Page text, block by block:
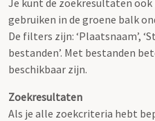
gebruiken in de groene balk
De filters zijn: ‘Plaatsnaam’,
bestanden’. Met bestanden
beschikbaar zijn.
Zoekresultaten
Als je alle zoekcriteria hebt